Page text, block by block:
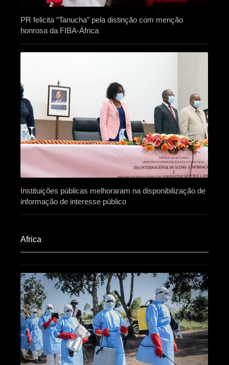
PR felicita “Tanucha” pela distinção com menção
honrosa da FIBA-África
Instituições públicas melhoraram na disponibilização de
informação de interesse público
Africa​